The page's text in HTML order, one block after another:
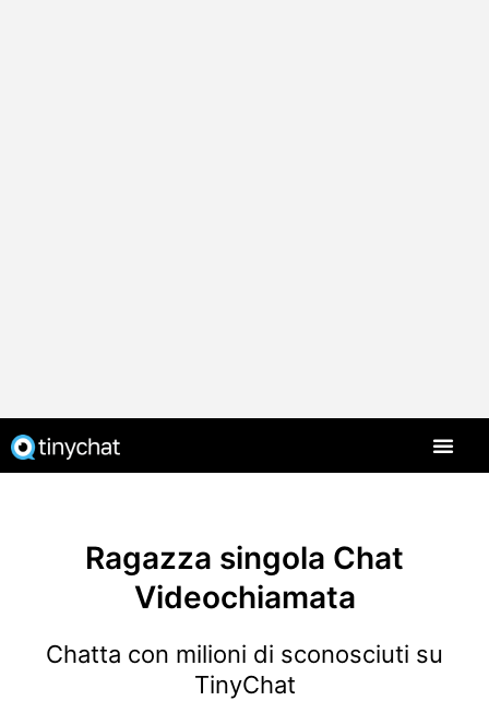
Ragazza singola Chat
Videochiamata
Chatta con milioni di sconosciuti su
TinyChat